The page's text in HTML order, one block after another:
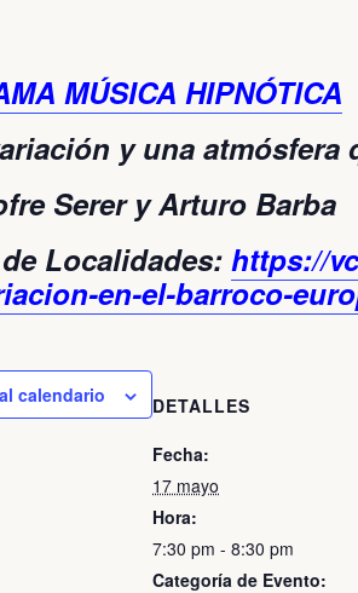
MÚSICA HIPNÓTICA
y una atmósfera
Serer y Arturo Barba
Localidades: https://
en-el-barroco-
calendario
DETALLES
Fecha:
17 mayo
Hora:
7:30 pm - 8:30 pm
Categoría de Evento: